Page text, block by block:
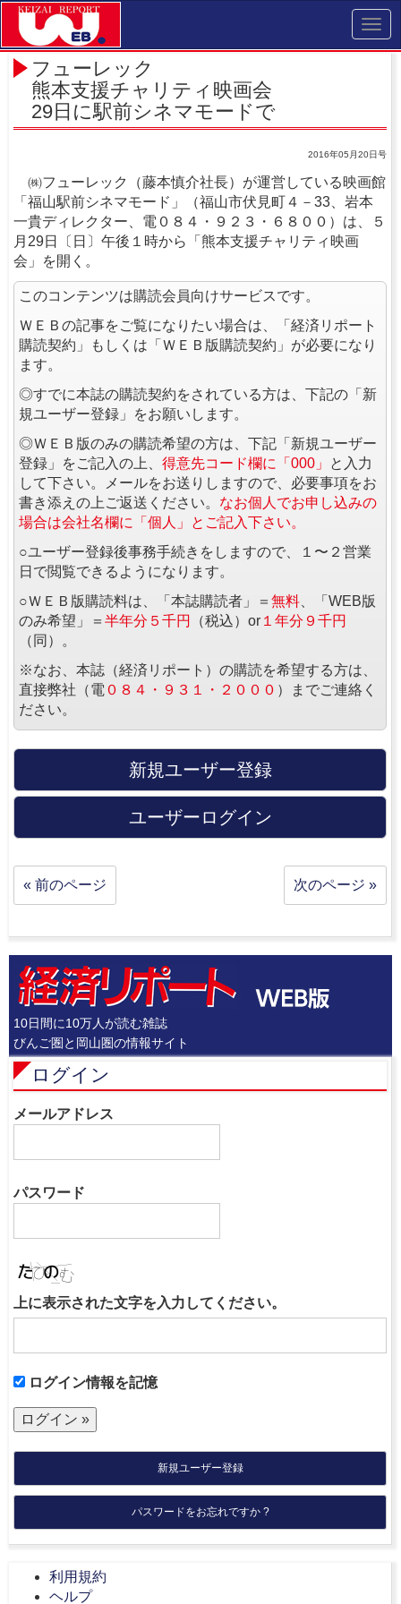
フューレック
熊本支援チャリティ映画会
29日に駅前シネマモードで
2016年05月20日号
㈱フューレック（藤本慎介社長）が運営している映画館
「福山駅前シネマモード」（福山市伏見町４－33、岩本
一貴ディレクター、電０８４・９２３・６８００）は、５
月29日〔日〕午後１時から「熊本支援チャリティ映画
会」を開く。
このコンテンツは購読会員向けサービスです。
ＷＥＢの記事をご覧になりたい場合は、「経済リポート
購読契約」もしくは「ＷＥＢ版購読契約」が必要になり
ます。
◎すでに本誌の購読契約をされている方は、下記の「新
規ユーザー登録」をお願いします。
◎ＷＥＢ版のみの購読希望の方は、下記「新規ユーザー
登録」をご記入の上、 得意先コード欄に「000」
と入力
して下さい。メールをお送りしますので、必要事項をお
書き添えの上ご返送ください。 なお個人でお申し込みの
場合は会社名欄に「個人」とご記入下さい。
○ユーザー登録後事務手続きをしますので、１〜２営業
日で閲覧できるようになります。
○ＷＥＢ版購読料は、「本誌購読者」＝ 無料 、「WEB版
のみ希望」＝ 半年分５千円 （税込）or １年分９千円
（同）。
※なお、本誌（経済リポート）の購読を希望する方は、
直接弊社（電 ０８４・９３１・２０００ ）までご連絡く
ださい。
新規ユーザー登録
ユーザーログイン
« 前のページ 次のページ »
10日間に10万人が読む雑誌
びんご圏と岡山圏の情報サイト
ログイン
メールアドレス
パスワード
上に表示された文字を入力してください。
ログイン情報を記憶
新規ユーザー登録
パスワードをお忘れですか ?
利用規約
ヘルプ